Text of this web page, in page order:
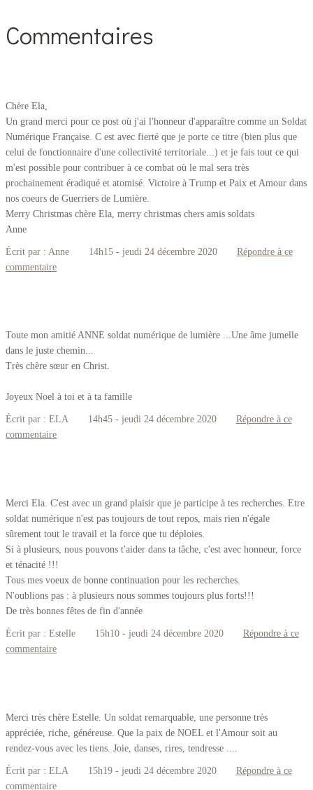
Commentaires
Chère Ela,
Un grand merci pour ce post où j'ai l'honneur d'apparaître comme un Soldat
Numérique Française. C est avec fierté que je porte ce titre (bien plus que
celui de fonctionnaire d'une collectivité territoriale...) et je fais tout ce qui
m'est possible pour contribuer à ce combat où le mal sera très
prochainement éradiqué et atomisé. Victoire à Trump et Paix et Amour dans
nos coeurs de Guerriers de Lumière.
Merry Christmas chère Ela, merry christmas chers amis soldats
Anne
Écrit par : Anne 14h15- jeudi 24 décembre 2020
Répondre à ce
commentaire
Toute mon amitié ANNE soldat numérique de lumière ...Une âme jumelle
dans le juste chemin...
Très chère sœur en Christ.
Joyeux Noel à toi et à ta famille
Écrit par :ELA 14h45- jeudi 24 décembre 2020
Répondre à ce
commentaire
Merci Ela. C'est avec un grand plaisir que je participe à tes recherches. Etre
soldat numérique n'est pas toujours de tout repos, mais rien n'égale
sûrement tout le travail et la force que tu déploies.
Si à plusieurs, nous pouvons t'aider dans ta tâche, c'est avec honneur, force
et ténacité !!!
Tous mes voeux de bonne continuation pour les recherches.
N'oublions pas : à plusieurs nous sommes toujours plus forts!!!
De très bonnes fêtes de fin d'année
Écrit par :Estelle 15h10- jeudi 24 décembre 2020
Répondre à ce
commentaire
Merci très chère Estelle. Un soldat remarquable, une personne très
appréciée, riche, généreuse. Que la paix de NOEL et l'Amour soit au
rendez-vous avec les tiens. Joie, danses, rires, tendresse ....
Écrit par :ELA 15h19- jeudi 24 décembre 2020
Répondre à ce
commentaire